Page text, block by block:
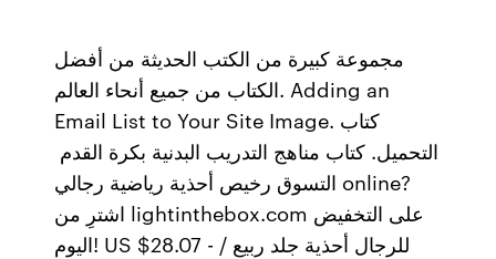
مجموعة كبيرة من الكتب الحديثة من أفضل
الكتاب من جميع أنحاء العالم. Adding an
Email List to Your Site Image. كتاب
التحميل. كتاب مناهج التدريب البدنية بكرة القدم
التسوق رخيص أحذية رياضية رجالي online?
اشترِ من lightinthebox.com على التخفيض
اليوم! US $28.07 - للرجال أحذية جلد ربيع /